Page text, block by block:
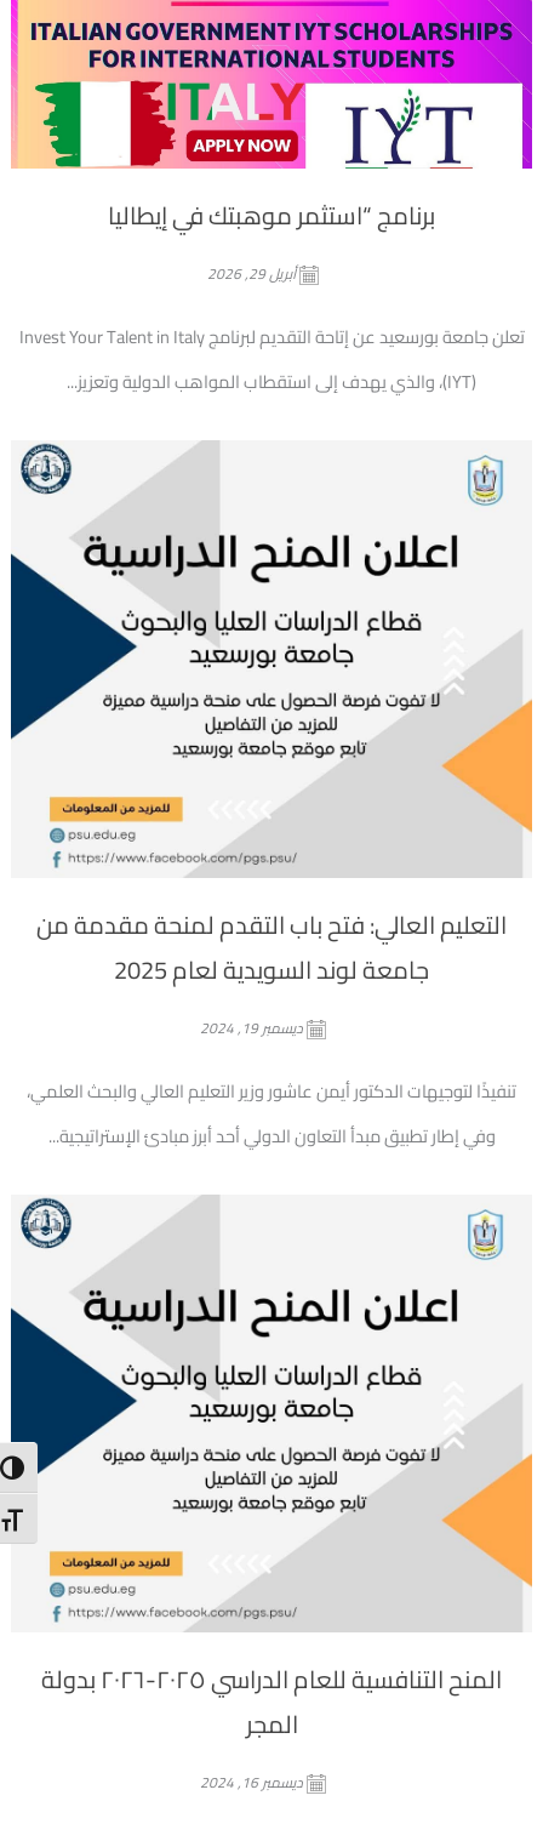
برنامج “استثمر موهبتك في إيطاليا
أبريل 29, 2026
تعلن جامعة بورسعيد عن إتاحة التقديم لبرنامج Invest Your Talent in Italy
(IYT)، والذي يهدف إلى استقطاب المواهب الدولية وتعزيز...
التعليم العالي: فتح باب التقدم لمنحة مقدمة من
جامعة لوند السويدية لعام 2025
ديسمبر 19, 2024
تنفيذًا لتوجيهات الدكتور أيمن عاشور وزير التعليم العالي والبحث العلمي،
وفي إطار تطبيق مبدأ التعاون الدولي أحد أبرز مبادئ الإستراتيجية...
المنح التنافسية للعام الدراسي ٢٠٢٥-٢٠٢٦ بدولة
المجر
ديسمبر 16, 2024